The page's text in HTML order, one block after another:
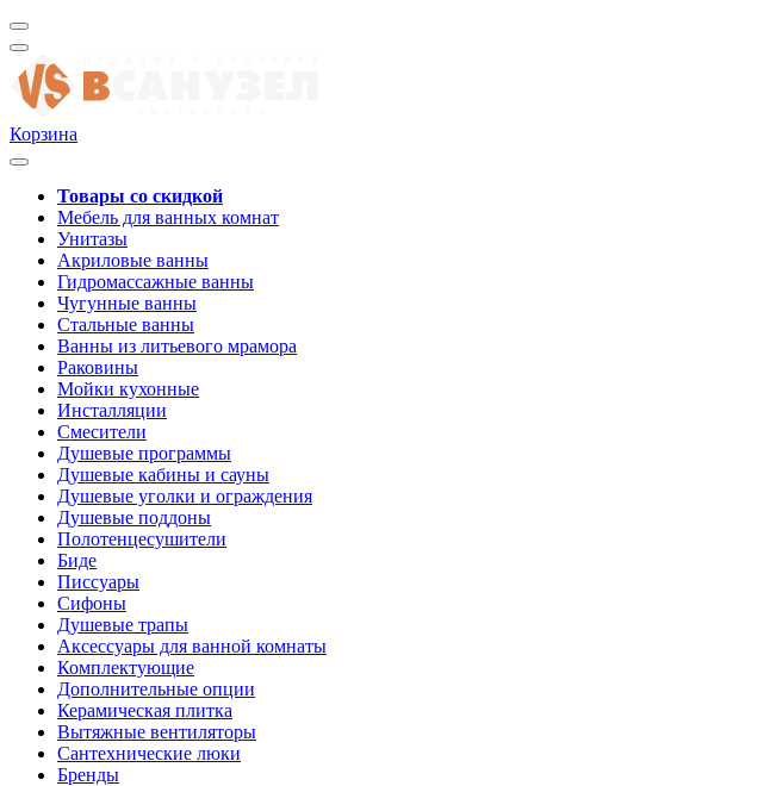
Корзина
Товары со скидкой
Мебель для ванных комнат
Унитазы
Акриловые ванны
Гидромассажные ванны
Чугунные ванны
Стальные ванны
Ванны из литьевого мрамора
Раковины
Мойки кухонные
Инсталляции
Смесители
Душевые программы
Душевые кабины и сауны
Душевые уголки и ограждения
Душевые поддоны
Полотенцесушители
Биде
Писсуары
Сифоны
Душевые трапы
Аксессуары для ванной комнаты
Комплектующие
Дополнительные опции
Керамическая плитка
Вытяжные вентиляторы
Сантехнические люки
Бренды